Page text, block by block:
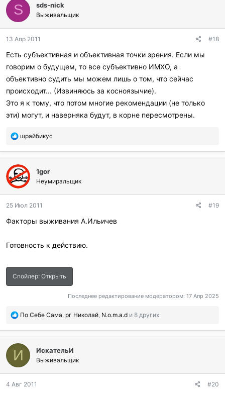
а
г
о
а
и
л
и
S sds-nick
Выживальщик
13 Апр 2011 #18
Есть субъективная и объективная точки зрения. Если мы
говорим о будущем, то все субъективно ИМХО, а
объективно судить мы можем лишь о том, что сейчас
происходит... (Извиняюсь за косноязычие).
Это я к тому, что потом многие рекомендации (не только
эти) могут, и наверняка будут, в корне пересмотрены.
П
б
а
г
о
а
и
и
шрайбикус
1gor
Неумиральщик
25 Июл 2011 #19
Факторы выживания А.Ильичев
Готовность к действию.
Спойлер: Открыть
Последнее редактирование модератором: 17 Апр 2025
П
б
л
а
г
о
а
По Себе Сама, рг Николай, N.o.m.a.d и 8 других
И ИскательИ
Выживальщик
4 Авг 2011 #20